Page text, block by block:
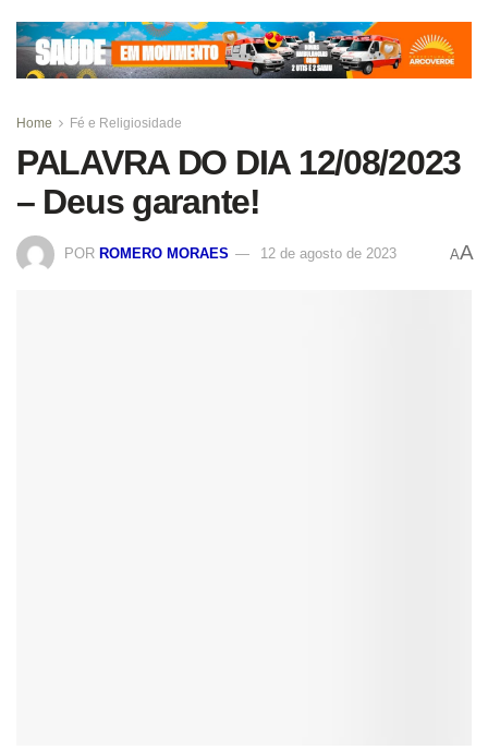
Home Fé e Religiosidade
PALAVRA DO DIA 12/08/2023
– Deus garante!
POR ROMERO MORAES 12 de agosto de 2023 AA